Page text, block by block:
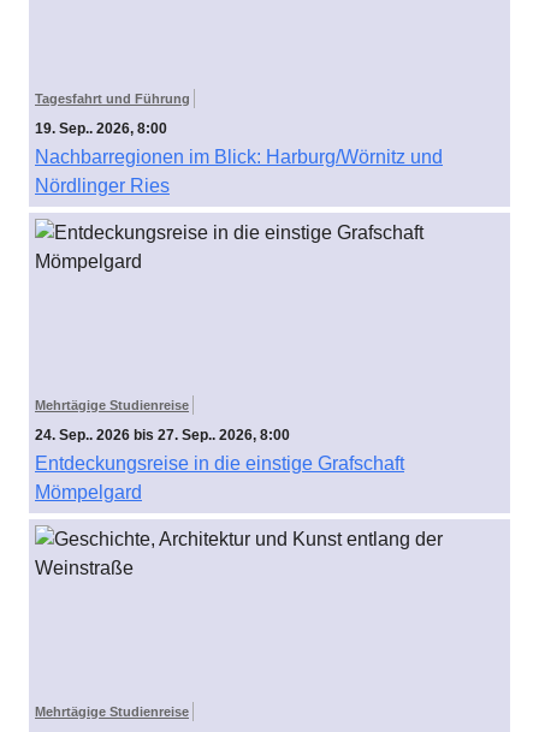
Tagesfahrt und Führung
19. Sep.. 2026, 8:00
Nachbarregionen im Blick: Harburg/Wörnitz und
Nördlinger Ries
Mehrtägige Studienreise
24. Sep.. 2026 bis 27. Sep.. 2026, 8:00
Entdeckungsreise in die einstige Grafschaft
Mömpelgard
Mehrtägige Studienreise